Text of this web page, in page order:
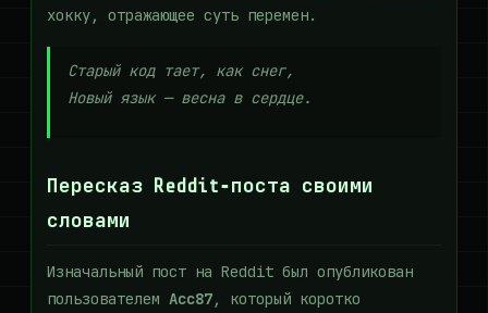
хокку, отражающее суть перемен.
Старый код тает, как снег,
Новый язык — весна в сердце.
Пересказ Reddit‑поста своими
словами
Изначальный пост на Reddit был опубликован
пользователем Acc87, который коротко